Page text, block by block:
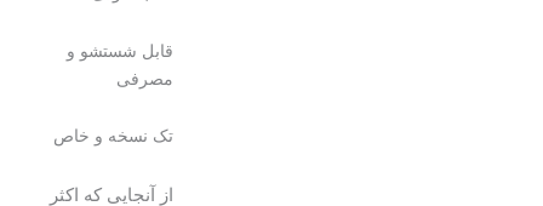
قابل شستشو و
مصرفی
تک نسخه و خاص
از آنجایی که اکثر